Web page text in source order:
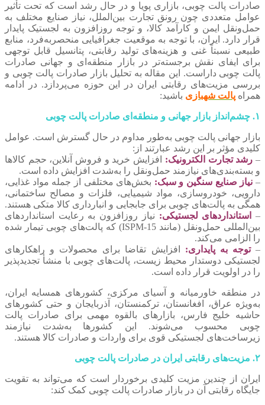
صادرات پالت چوبی، بازاری پویا و در حال رشد است که تحت تأثیر
عوامل متعددی چون رونق تجارت بین‌الملل، نیاز صنایع مختلف به
حمل‌ونقل ایمن و کارآمد کالا، و توجه روزافزون به لجستیک پایدار
قرار دارد. ایران، با توجه به موقعیت جغرافیایی منحصربه‌فرد، منابع
طبیعی نسبتاً غنی و هزینه‌های تولید رقابتی، پتانسیل قابل توجهی
برای ایفای نقش برجسته‌تر در بازار منطقه‌ای و جهانی صادرات
پالت چوبی داراست. این مقاله به تحلیل بازار صادرات پالت چوبی و
بررسی مزیت‌های رقابتی ایران در این حوزه می‌پردازد. در ادامه
همراه پالت شهبازی باشید:
۱. چشم‌انداز بازار جهانی و منطقه‌ای صادرات پالت چوبی
بازار جهانی پالت چوبی به‌طور مداوم در حال گسترش است. عوامل
کلیدی مؤثر بر این رشد عبارتند از:
– رشد تجارت الکترونیک:
افزایش خرید و فروش آنلاین، حجم کالاها
و بسته‌بندی‌های نیازمند حمل‌ونقل را به‌شدت افزایش داده است.
– نیاز صنایع سنگین و سبک: بخش‌های مختلفی از جمله مواد غذایی،
دارویی، خودروسازی، مواد شیمیایی، فلزات و مصالح ساختمانی،
همگی به پالت‌های چوبی برای جابجایی و انبارداری کالا متکی هستند.
–
استانداردهای لجستیکی: نیاز روزافزون به رعایت استانداردهای
بین‌المللی حمل‌ونقل (مانند ISPM-15) که پالت‌های چوبی تیمار شده
را الزامی می‌کند.
–توجه به پایداری:
افزایش تقاضا برای محصولات و راهکارهای
لجستیکی دوستدار محیط زیست، پالت‌های چوبی با منشأ تجدیدپذیر
را در اولویت قرار داده است.
در منطقه خاورمیانه و آسیای مرکزی، کشورهای همسایه ایران،
به‌ویژه عراق، افغانستان، ترکمنستان، آذربایجان و حتی کشورهای
حاشیه خلیج فارس، بازارهای بالقوه مهمی برای صادرات پالت
چوبی محسوب می‌شوند. این کشورها به‌شدت نیازمند
زیرساخت‌های لجستیکی قوی برای واردات و صادرات کالا هستند.
۲. مزیت‌های رقابتی ایران در صادرات پالت چوبی
ایران از چندین مزیت کلیدی برخوردار است که می‌تواند به تقویت
جایگاه رقابتی آن در بازار صادرات پالت چوبی کمک کند: